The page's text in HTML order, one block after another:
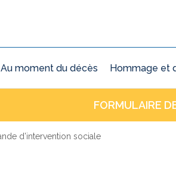
Au moment du décès Hommage et
FORMULAIRE
d’intervention sociale